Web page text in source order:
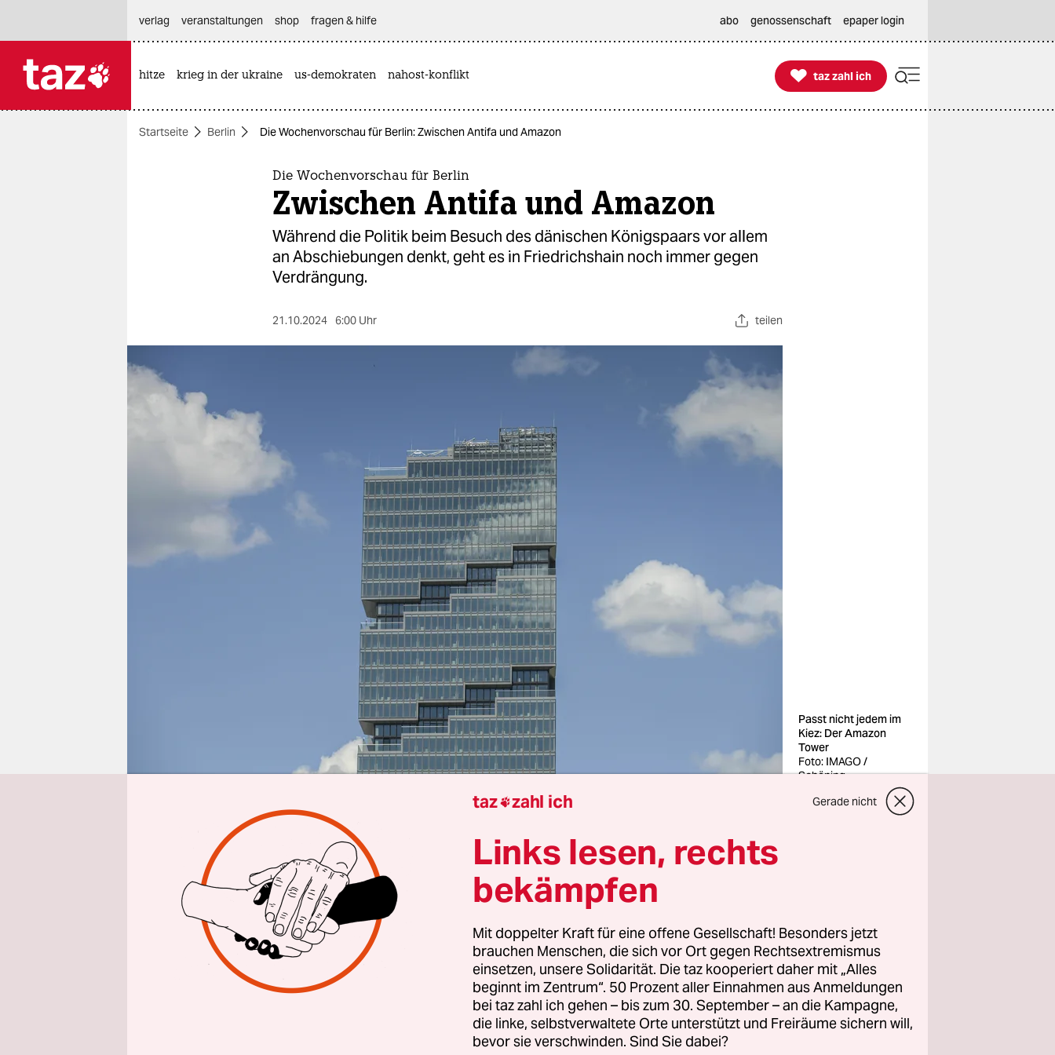
themen
nord
veranstaltungen
verlag
veranstaltungen shop fragen & hilfe abo genossenschaft epaper login
hitze krieg in der ukraine us-demokraten nahost-konflikt 
taz zahl ich
taz zahl ich
Startseite Berlin Die Wochenvorschau für Berlin: Zwischen Antifa und Amazon
Die Wochenvorschau für Berlin
Zwischen Antifa und Amazon
Während die Politik beim Besuch des dänischen Königspaars vor allem
an Abschiebungen denkt, geht es in Friedrichshain noch immer gegen
Verdrängung.
21.10.2024 6:00 Uhr teilen
Passt nicht jedem im
Kiez: Der Amazon
Tower
Foto: IMAGO /
Schöning
Aus Berlin Martha Blumenthaler
Zwischen all dem Bangen um die Demokratie in Deutschland vergisst
man glatt, dass es in so manchem Nachbarland noch echte Royals gibt.
Zum Beispiel gibt es in Dänemark König Frederik X. und seine Frau,
Königin Mary, die am Montag nach Berlin reisen und dort von
niemand Geringerem als Staatsoberhaupt Frank-Walter Steinmeier
taz zahl ich Gerade nicht
Links lesen, rechts
bekämpfen
Mit doppelter Kraft für eine offene Gesellschaft! Besonders jetzt
brauchen Menschen, die sich vor Ort gegen Rechtsextremismus
einsetzen, unsere Solidarität. Die taz kooperiert daher mit „Alles
beginnt im Zentrum“. 50 Prozent aller Einnahmen aus Anmeldungen
bei taz zahl ich gehen – bis zum 30. September – an die Kampagne,
die linke, selbstverwaltete Orte unterstützt und Freiräume sichern will,
bevor sie verschwinden. Sind Sie dabei?